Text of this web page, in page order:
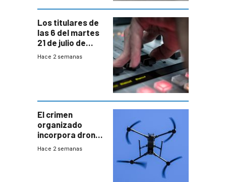
Los titulares de
las 6 del martes
21 de julio de
2026
Hace 2 semanas
El crimen
organizado
incorpora drones
y abre un nuevo
Hace 2 semanas